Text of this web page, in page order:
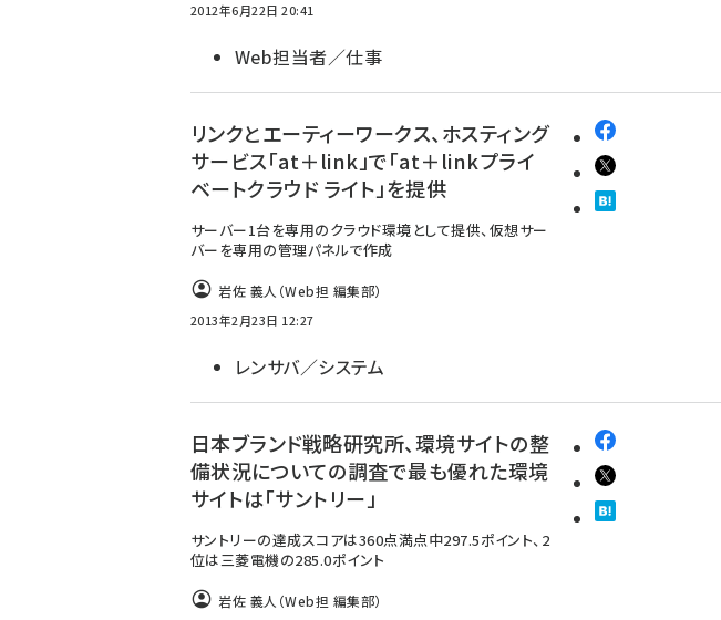
2012年6月22日 20:41
Web担当者／仕事
リンクとエーティーワークス、ホスティング
サービス「at＋link」で「at＋linkプライ
ベートクラウド ライト」を提供
サーバー1台を専用のクラウド環境として提供、仮想サー
バーを専用の管理パネルで作成
岩佐 義人（Web担 編集部）
2013年2月23日 12:27
レンサバ／システム
日本ブランド戦略研究所、環境サイトの整
備状況についての調査で最も優れた環境
サイトは「サントリー」
サントリーの達成スコアは360点満点中297.5ポイント、2
位は三菱電機の285.0ポイント
岩佐 義人（Web担 編集部）